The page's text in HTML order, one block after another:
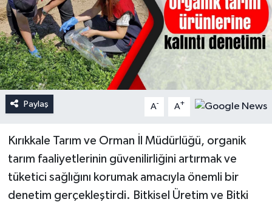
Paylaş A- A+
Kırıkkale Tarım ve Orman İl Müdürlüğü, organik
tarım faaliyetlerinin güvenilirliğini artırmak ve
tüketici sağlığını korumak amacıyla önemli bir
denetim gerçekleştirdi. Bitkisel Üretim ve Bitki